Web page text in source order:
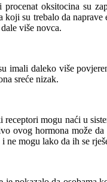
oksitocina su
su trebalo da
više novca.
imali daleko više
sreće nizak.
mogu naći u
ovog hormona može
ne mogu lako da ih se